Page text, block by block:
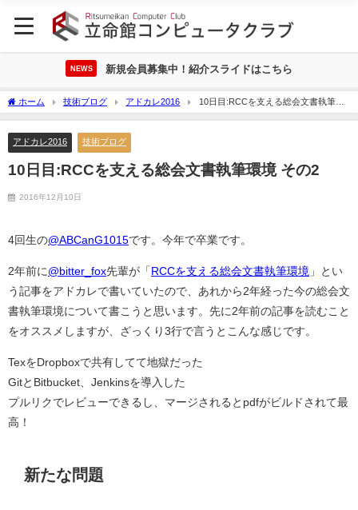
NEWS 新規会員募集中！紹介スライドはこちら
ホーム 技術ブログ アドカレ2016
10日目:RCCを支える総会文書執筆環
境 その2
アドカレ2016 技術ブログ
10日目:RCCを支える総会文書執筆環境 その2
2016年12月10日
4回生の@ABCanG1015です。今年で卒業です。
2年前に @bitter_fox先輩が「 RCCを支える総会文書執筆環境 」とい
う記事をアドカレで書いていたので、あれから2年経った今の総会文
書執筆環境について書こうと思います。先に2年前の記事を読むこと
をオススメしますが、ざっくり3行で言うとこんな感じです。
TexをDropboxで共有してて地獄だった
GitとBitbucket、Jenkinsを導入した
プルリクでレビューできるし、マージされるとpdfがビルドされて最
高！
新たな問題